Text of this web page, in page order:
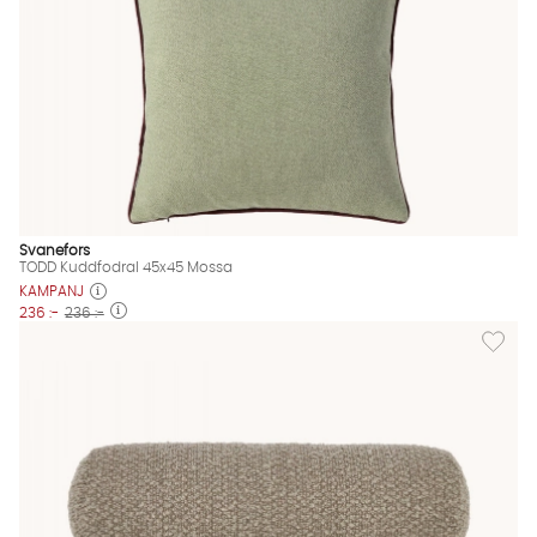
Svanefors
TODD Kuddfodral 45x45 Mossa
KAMPANJ
236 :- 236 :-
Lägg